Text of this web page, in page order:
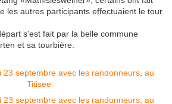
les autres participants effectuaient le tour
s'est fait par la belle commune
et sa tourbière.